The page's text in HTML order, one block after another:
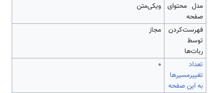
مدل محتوای
صفحه
ویکی‌متن
‌فهرست‌کردن
توسط
ربات‌ها
مجاز
تعداد
تغییرمسیرها
به این صفحه
۰